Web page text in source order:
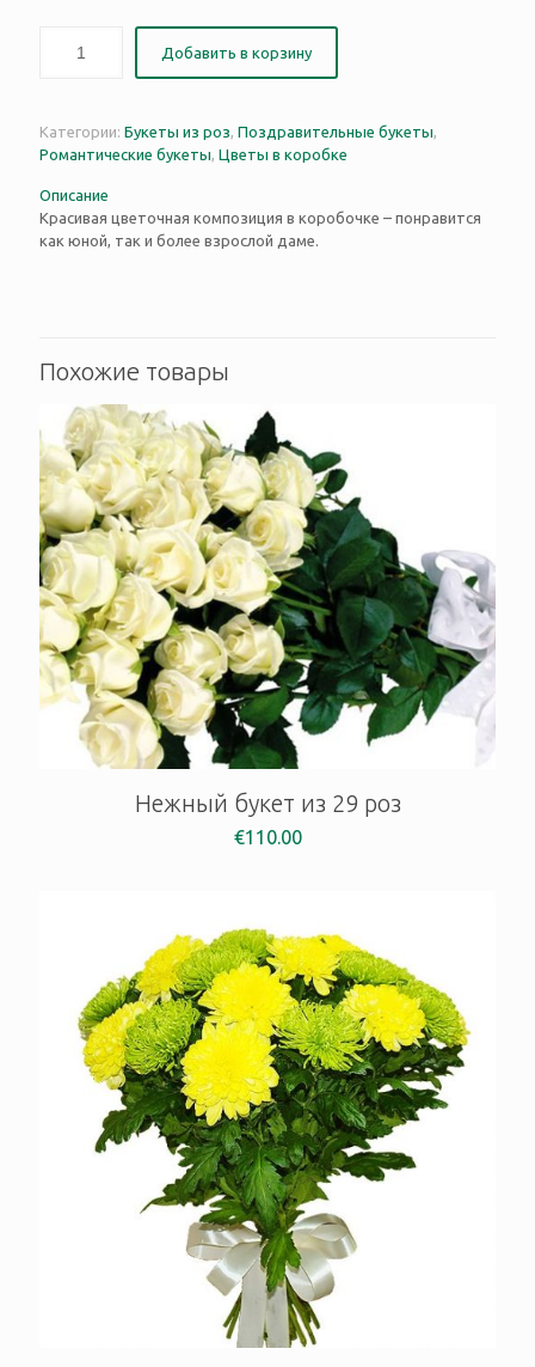
Добавить в корзину
Категории: Букеты из роз, Поздравительные букеты,
Романтические букеты, Цветы в коробке
Описание
Красивая цветочная композиция в коробочке – понравится
как юной, так и более взрослой даме.
Похожие товары
Нежный букет из 29 роз
€110.00